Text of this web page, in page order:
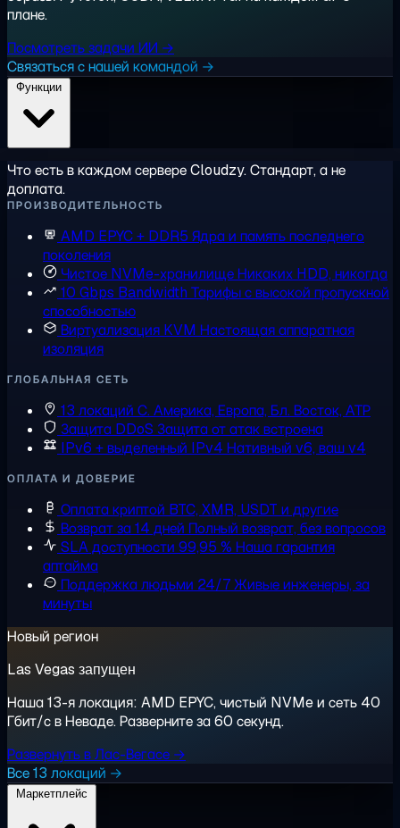
плане.
Посмотреть задачи ИИ →
Связаться с нашей командой →
Что есть в каждом сервере Cloudzy. Стандарт, а не
доплата.
ПРОИЗВОДИТЕЛЬНОСТЬ
AMD EPYC + DDR5 Ядра и память последнего
поколения
Чистое NVMe-хранилищеНикаких HDD, никогда
10 Gbps Bandwidth Тарифы с высокой пропускной
способностью
Виртуализация KVM Настоящая аппаратная
изоляция
ГЛОБАЛЬНАЯ СЕТЬ
13 локаций С. Америка, Европа, Бл. Восток, АТР
Защита DDoS Защита от атак встроена
IPv6 + выделенный IPv4 Нативный v6, ваш v4
ОПЛАТА И ДОВЕРИЕ
Оплата криптой BTC, XMR, USDT и другие
Возврат за 14 дней Полный возврат, без вопросов
SLA доступности 99,95 % Наша гарантия
аптайма
Поддержка людьми 24/7Живые инженеры, за
минуты
Новый регион
Las Vegas запущен
Наша 13-я локация: AMD EPYC, чистый NVMe и сеть 40
Гбит/с в Неваде. Разверните за 60 секунд.
Развернуть в Лас-Вегасе →
Все 13 локаций →